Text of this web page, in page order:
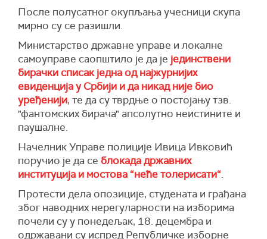
После полусатног окупљања учесници скупа
мирно су се разишли.
Министарство државне управе и локалне
самоуправе саопштило је да је јединствени
бирачки списак једна од најжурнијих
евиденција у Србији и да никад није био
уређенији, те да су тврдње о постојању тзв.
"фантомских бирача" апсолутно неистините и
паушалне.
Начелник Управе полиције Ивица Ивковић
поручио је да се блокада државних
институција и мостова “неће толерисати“.
Протести дела опозиције, студената и грађана
због наводних нерегуларности на изборима
почели су у понедељак, 18. децембра и
одржавани су испред Републичке изборне